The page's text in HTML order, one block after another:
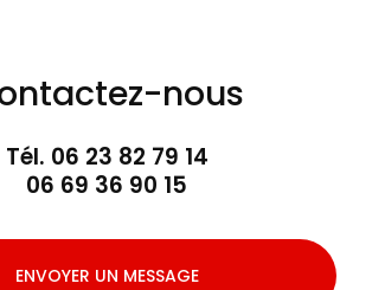
nous
Tél. 06 23 82 79 14
06 69 36 90 15
ENVOYER UN MESSAGE